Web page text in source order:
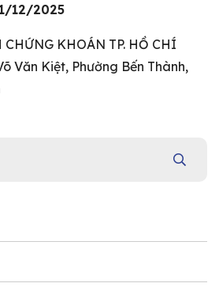
12/2025
KHOÁN TP. HỒ CHÍ
Văn Kiệt, Phường Bến Thành,